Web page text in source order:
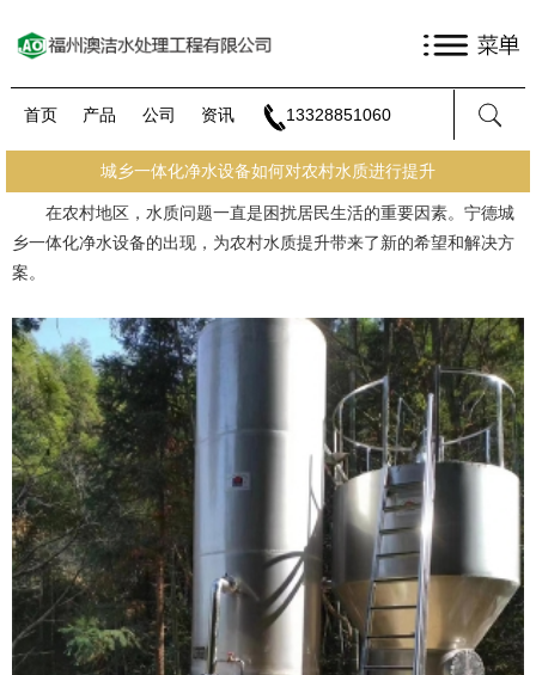
首页 产品 公司 资讯 13328851060
城乡一体化净水设备如何对农村水质进行提升
在农村地区，水质问题一直是困扰居民生活的重要因素。 宁德城
乡一体化净水设备的出现，为农村水质提升带来了新的希望和解决方
案。